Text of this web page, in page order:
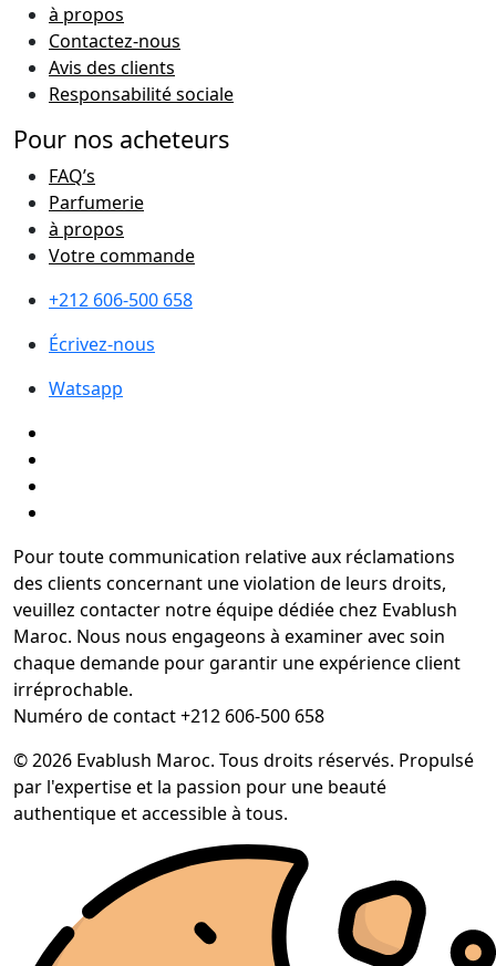
à propos
Contactez-nous
Avis des clients
Responsabilité sociale
Pour nos acheteurs
FAQ’s
Parfumerie
à propos
Votre commande
+212 606-500 658
Écrivez-nous
Watsapp
Pour toute communication relative aux réclamations
des clients concernant une violation de leurs droits,
veuillez contacter notre équipe dédiée chez Evablush
Maroc. Nous nous engageons à examiner avec soin
chaque demande pour garantir une expérience client
irréprochable.
Numéro de contact +212 606-500 658
© 2026 Evablush Maroc. Tous droits réservés. Propulsé
par l'expertise et la passion pour une beauté
authentique et accessible à tous.